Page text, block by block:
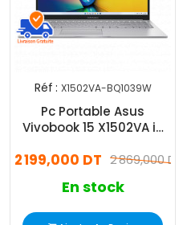
Réf : X1502VA-BQ1039W
Pc Portable Asus
Vivobook 15 X1502VA i9
Windows 112 869,000 DT
2 199,000 DT
En stock